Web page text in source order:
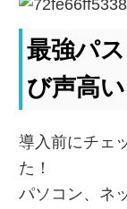
最強パ
び声高
導入前にチェ
た！
パソコン、ネ